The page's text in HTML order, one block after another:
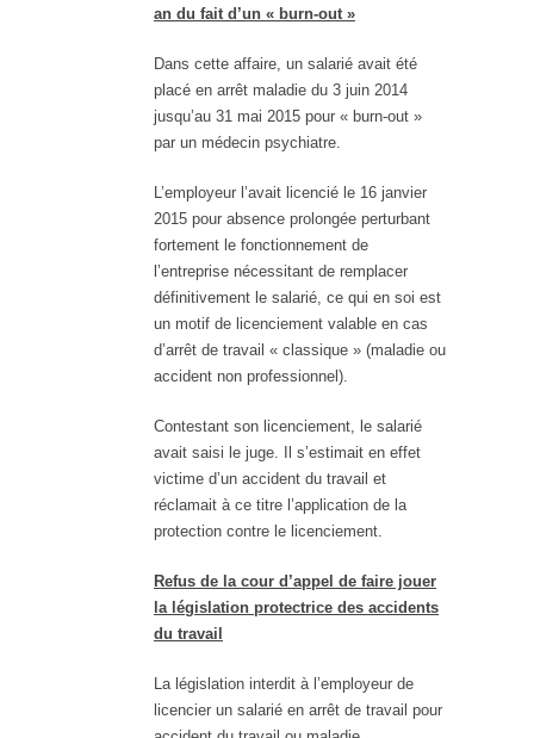
an du fait d’un « burn-out »
Dans cette affaire, un salarié avait été
placé en arrêt maladie du 3 juin 2014
jusqu’au 31 mai 2015 pour « burn-out »
par un médecin psychiatre.
L’employeur l’avait licencié le 16 janvier
2015 pour absence prolongée perturbant
fortement le fonctionnement de
l’entreprise nécessitant de remplacer
définitivement le salarié, ce qui en soi est
un motif de licenciement valable en cas
d’arrêt de travail « classique » (maladie ou
accident non professionnel).
Contestant son licenciement, le salarié
avait saisi le juge. Il s’estimait en effet
victime d’un accident du travail et
réclamait à ce titre l’application de la
protection contre le licenciement.
Refus de la cour d’appel de faire jouer
la législation protectrice des accidents
du travail
La législation interdit à l’employeur de
licencier un salarié en arrêt de travail pour